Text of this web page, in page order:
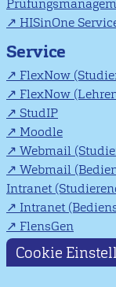
HISinOne
Service
FlexNow
FlexNow
StudIP
Moodle
Webmail
Webmail
Intranet
Intranet
FlensGen
Cookie